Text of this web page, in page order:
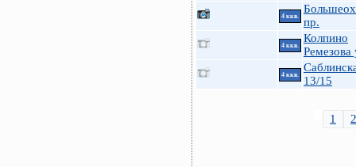
4 ккв.
пр.
4 ккв.
Колпино
Ремезова
4 ккв.
13/15
1 2